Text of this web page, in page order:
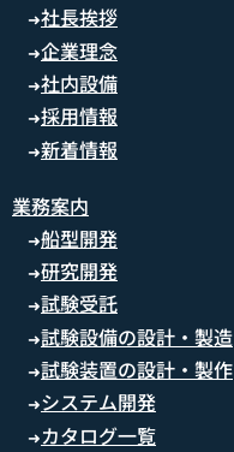
➜社長挨拶
➜企業理念
➜社内設備
➜採用情報
➜新着情報
業務案内
➜船型開発
➜研究開発
➜試験受託
➜試験設備の設計・製造
➜試験装置の設計・製作
➜システム開発
➜カタログ一覧